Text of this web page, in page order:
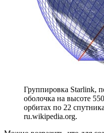
Группировка Starlink,
оболочка на высоте
орбитах по 22
ru.wikipedia.org.